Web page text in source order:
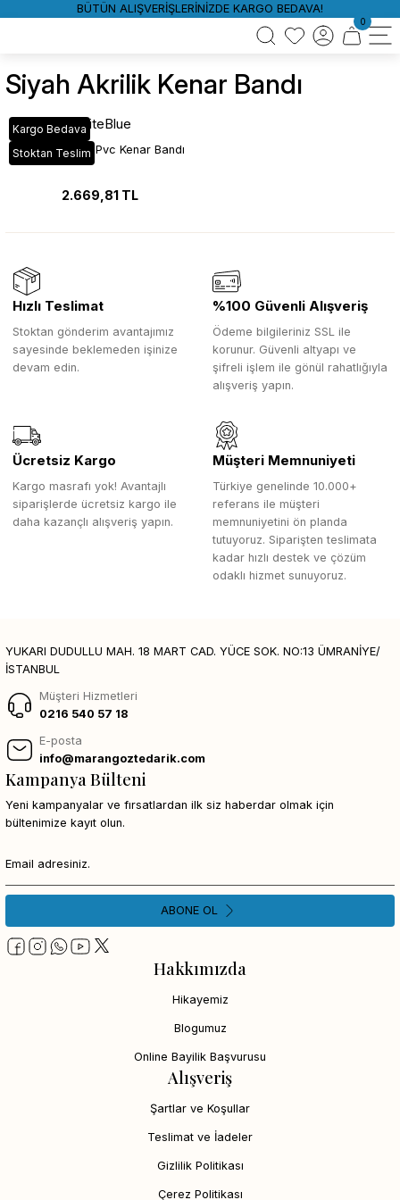
BÜTÜN ALIŞVERİŞLERİNİZDE KARGO BEDAVA!
0
Siyah Akrilik Kenar Bandı
Kargo Bedava
Stoktan Teslim
WhiteBlue
Siyah Çiftrenk Pvc Kenar Bandı
2.669,81 TL
Hızlı Teslimat
Stoktan gönderim avantajımız
sayesinde beklemeden işinize
devam edin.
%100 Güvenli Alışveriş
Ödeme bilgileriniz SSL ile
korunur. Güvenli altyapı ve
şifreli işlem ile gönül rahatlığıyla
alışveriş yapın.
Ücretsiz Kargo
Kargo masrafı yok! Avantajlı
siparişlerde ücretsiz kargo ile
daha kazançlı alışveriş yapın.
Müşteri Memnuniyeti
Türkiye genelinde 10.000+
referans ile müşteri
memnuniyetini ön planda
tutuyoruz. Siparişten teslimata
kadar hızlı destek ve çözüm
odaklı hizmet sunuyoruz.
YUKARI DUDULLU MAH. 18 MART CAD. YÜCE SOK. NO:13 ÜMRANİYE/
İSTANBUL
Müşteri Hizmetleri
0216 540 57 18
E-posta
info@marangoztedarik.com
Hakkımızda
Hikayemiz
Blogumuz
Online Bayilik Başvurusu
Alışveriş
Şartlar ve Koşullar
Teslimat ve İadeler
Gizlilik Politikası
Çerez Politikası
Kampanya Bülteni
Yeni kampanyalar ve fırsatlardan ilk siz haberdar olmak için
bültenimize kayıt olun.
ABONE OL